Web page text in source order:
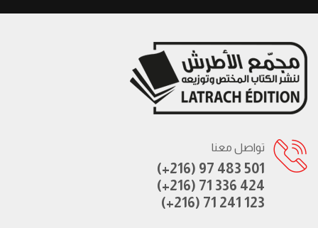
تواصل معنا
(+216) 97 483 501
(+216) 71 336 424
(+216) 71 241 123